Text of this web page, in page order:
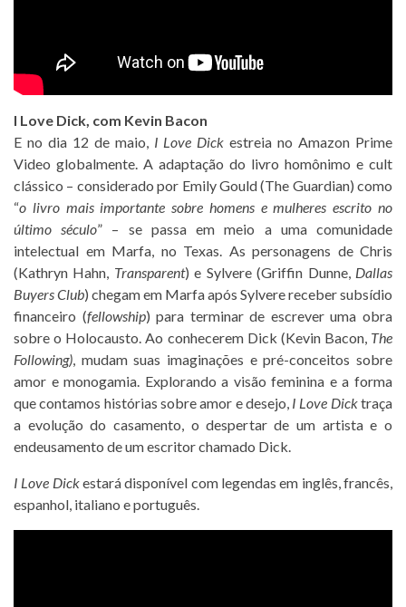
I Love Dick, com Kevin Bacon
E no dia 12 de maio,I Love Dick estreia no Amazon Prime
Video globalmente. A adaptação do livro homônimo e cult
clássico – considerado por Emily Gould (The Guardian) como
“o livro mais importante sobre homens e mulheres escrito no
último século” – se passa em meio a uma comunidade
intelectual em Marfa, no Texas. As personagens de Chris
(Kathryn Hahn, Transparent) e Sylvere (Griffin Dunne,Dallas
Buyers Club) chegam em Marfa após Sylvere receber subsídio
financeiro (fellowship) para terminar de escrever uma obra
sobre o Holocausto. Ao conhecerem Dick (Kevin Bacon, The
Following), mudam suas imaginações e pré-conceitos sobre
amor e monogamia. Explorando a visão feminina e a forma
que contamos histórias sobre amor e desejo, I Love Dicktraça
a evolução do casamento, o despertar de um artista e o
endeusamento de um escritor chamado Dick.
I Love Dickestará disponível com legendas em inglês, francês,
espanhol, italiano e português.